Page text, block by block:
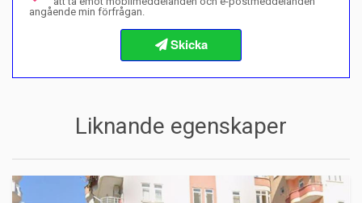
angående min förfrågan.
Liknande egenskaper